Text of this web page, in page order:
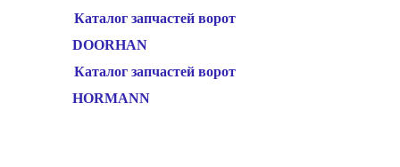
Каталог запчастей ворот
DOORHAN
Каталог запчастей ворот
HORMANN